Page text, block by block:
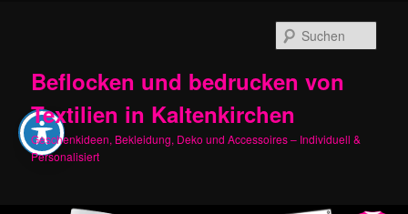
Beflocken und bedrucken von
Textilien in Kaltenkirchen
Geschenkideen, Bekleidung, Deko und Accessoires – Individuell &
Personalisiert